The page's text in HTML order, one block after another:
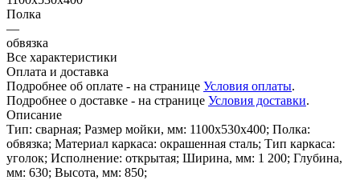
Полка
—
обвязка
Все характеристики
Оплата и доставка
Подробнее об оплате - на странице Условия оплаты.
Подробнее о доставке - на странице Условия доставки.
Описание
Тип: сварная; Размер мойки, мм: 1100х530х400; Полка:
обвязка; Материал каркаса: окрашенная сталь; Тип каркаса:
уголок; Исполнение: открытая; Ширина, мм: 1 200; Глубина,
мм: 630; Высота, мм: 850;